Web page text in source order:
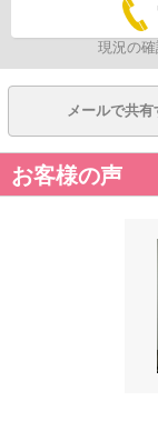
現況の確
メールで共有
お客様の声